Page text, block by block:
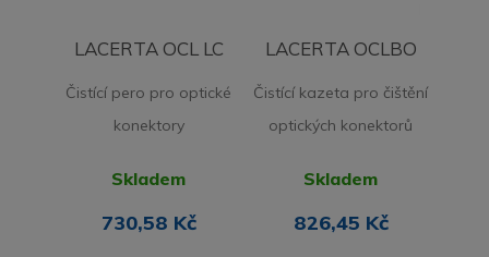
LACERTA OCL LC
Čistící pero pro optické
konektory
Skladem
730,58 Kč
LACERTA OCLBO
Čistící kazeta pro čištění
optických konektorů
Skladem
826,45 Kč